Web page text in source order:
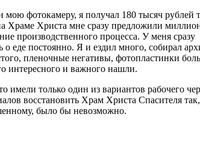
мою фотокамеру, я получал 180 тысяч рублей
Храме Христа мне сразу предложили
производственного процесса. У меня сразу
о еде постоянно. Я и ездил много, собирал
пленочные негативы, фотопластинки
интересного и важного нашли.
имели только один из вариантов рабочего
восстановить Храм Христа Спасителя так,
было бы невозможно.